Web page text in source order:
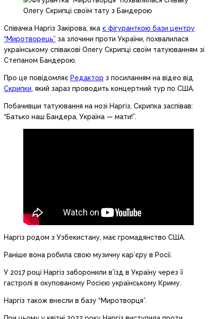
Співачка Наргіз Закірова, яка є фігуранткою бази центру
“Миротворець” за злочини проти України, похвалилася
українському співакові Олегу Скрипці своїм татуюванням зі
Степаном Бандерою.
Про це повідомляє Редактор з посиланням на відео від
Скрипки, який зараз проводить концертний тур по США.
Побачивши татуювання на нозі Наргіз, Скрипка заспівав:
“Батько наш Бандера, Україна — мати!”.
Наргіз родом з Узбекистану, має громадянство США.
Раніше вона робила свою музичну кар’єру в Росії.
У 2017 році Наргіз заборонили в’їзд в Україну через її
гастролі в окупованому Росією українському Криму.
Наргіз також внесли в базу “Миротворця”.